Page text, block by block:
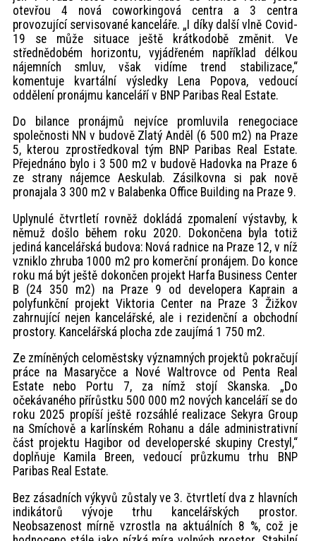
otevřou 4 nová coworkingová centra a 3 centra
provozující servisované kanceláře. „I díky další vlně Covid-
19 se může situace ještě krátkodobě změnit. Ve
střednědobém horizontu, vyjádřeném například délkou
nájemních smluv, však vidíme trend stabilizace,“
komentuje kvartální výsledky Lena Popova, vedoucí
oddělení pronájmu kanceláří v BNP Paribas Real Estate.
Do bilance pronájmů nejvíce promluvila renegociace
společnosti NN v budově Zlatý Anděl (6 500 m2) na Praze
5, kterou zprostředkoval tým BNP Paribas Real Estate.
Přejednáno bylo i 3 500 m2 v budově Hadovka na Praze 6
ze strany nájemce Aeskulab. Zásilkovna si pak nově
pronajala 3 300 m2 v Balabenka Office Building na Praze 9.
Uplynulé čtvrtletí rovněž dokládá zpomalení výstavby, k
němuž došlo během roku 2020. Dokončena byla totiž
jediná kancelářská budova: Nová radnice na Praze 12, v níž
vzniklo zhruba 1000 m2 pro komerční pronájem. Do konce
roku má být ještě dokončen projekt Harfa Business Center
B (24 350 m2) na Praze 9 od developera Kaprain a
polyfunkční projekt Viktoria Center na Praze 3 Žižkov
zahrnující nejen kancelářské, ale i rezidenční a obchodní
prostory. Kancelářská plocha zde zaujímá 1 750 m2.
Ze zmíněných celoměstsky významných projektů pokračují
práce na Masaryčce a Nové Waltrovce od Penta Real
Estate nebo Portu 7, za nímž stojí Skanska. „Do
očekávaného přírůstku 500 000 m2 nových kanceláří se do
roku 2025 propíší ještě rozsáhlé realizace Sekyra Group
na Smíchově a karlínském Rohanu a dále administrativní
část projektu Hagibor od developerské skupiny Crestyl,“
doplňuje Kamila Breen, vedoucí průzkumu trhu BNP
Paribas Real Estate.
Bez zásadních výkyvů zůstaly ve 3. čtvrtletí dva z hlavních
indikátorů vývoje trhu kancelářských prostor.
Neobsazenost mírně vzrostla na aktuálních 8 %, což je